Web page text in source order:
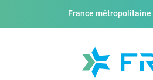
France métropolitaine